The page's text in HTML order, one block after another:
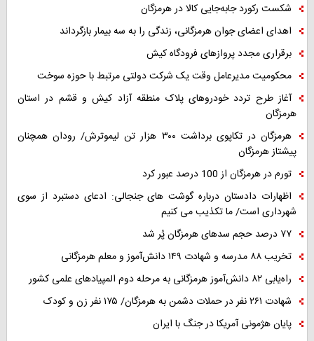
شکست رکورد جابه‌جایی کالا در هرمزگان
اهدای اعضای جوان هرمزگانی، زندگی را به سه بیمار بازگرداند
برقراری مجدد پروازهای فرودگاه کیش
محکومیت مدیرعامل وقت یک شرکت دولتی مرتبط با حوزه سوخت
آغاز طرح تردد خودروهای پلاک منطقه آزاد کیش و قشم در استان
هرمزگان
هرمزگان در تکاپوی برداشت ۳۰۰ هزار تن لیموترش/ رودان همچنان
پیشتاز هرمزگان
تورم در هرمزگان از 100 درصد عبور کرد
اظهارات دادستان درباره گوشت های جنجالی: ادعای دستبرد از سوی
شهرداری است/ ما تکذیب می کنیم
۷۷ درصد حجم سدهای هرمزگان پُر شد
تخریب ۸۸ مدرسه و شهادت ۱۴۹ دانش‌آموز و معلم هرمزگانی
راه‌یابی ۸۲ دانش‌آموز هرمزگانی به مرحله دوم المپیادهای علمی کشور
شهادت ۲۶۱ نفر در حملات دشمن به هرمزگان/ ۱۷۵ نفر زن و کودک
پایان هژمونی آمریکا در جنگ با ایران